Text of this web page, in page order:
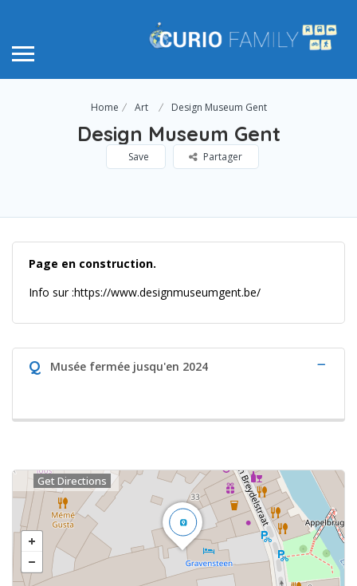
Home Art Design Museum Gent
Design Museum Gent
Save Partager
Page en construction.
Info sur :https://www.designmuseumgent.be/
Q Musée fermée jusqu'en 2024
Get Directions